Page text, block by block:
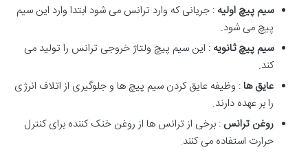
سیم پیچ اولیه : جریانی که وارد ترانس می شود ابتدا وارد این سیم
پیچ می شود.
سیم پیچ ثانویه : این سیم پیچ ولتاژ خروجی ترانس را تولید می
کند.
عایق ها: وظیفه عایق کردن سیم پیچ ها و جلوگیری از اتلاف انرژی
را بر عهده دارند.
روغن ترانس : برخی از ترانس ها از روغن خنک کننده برای کنترل
حرارت استفاده می کنند.